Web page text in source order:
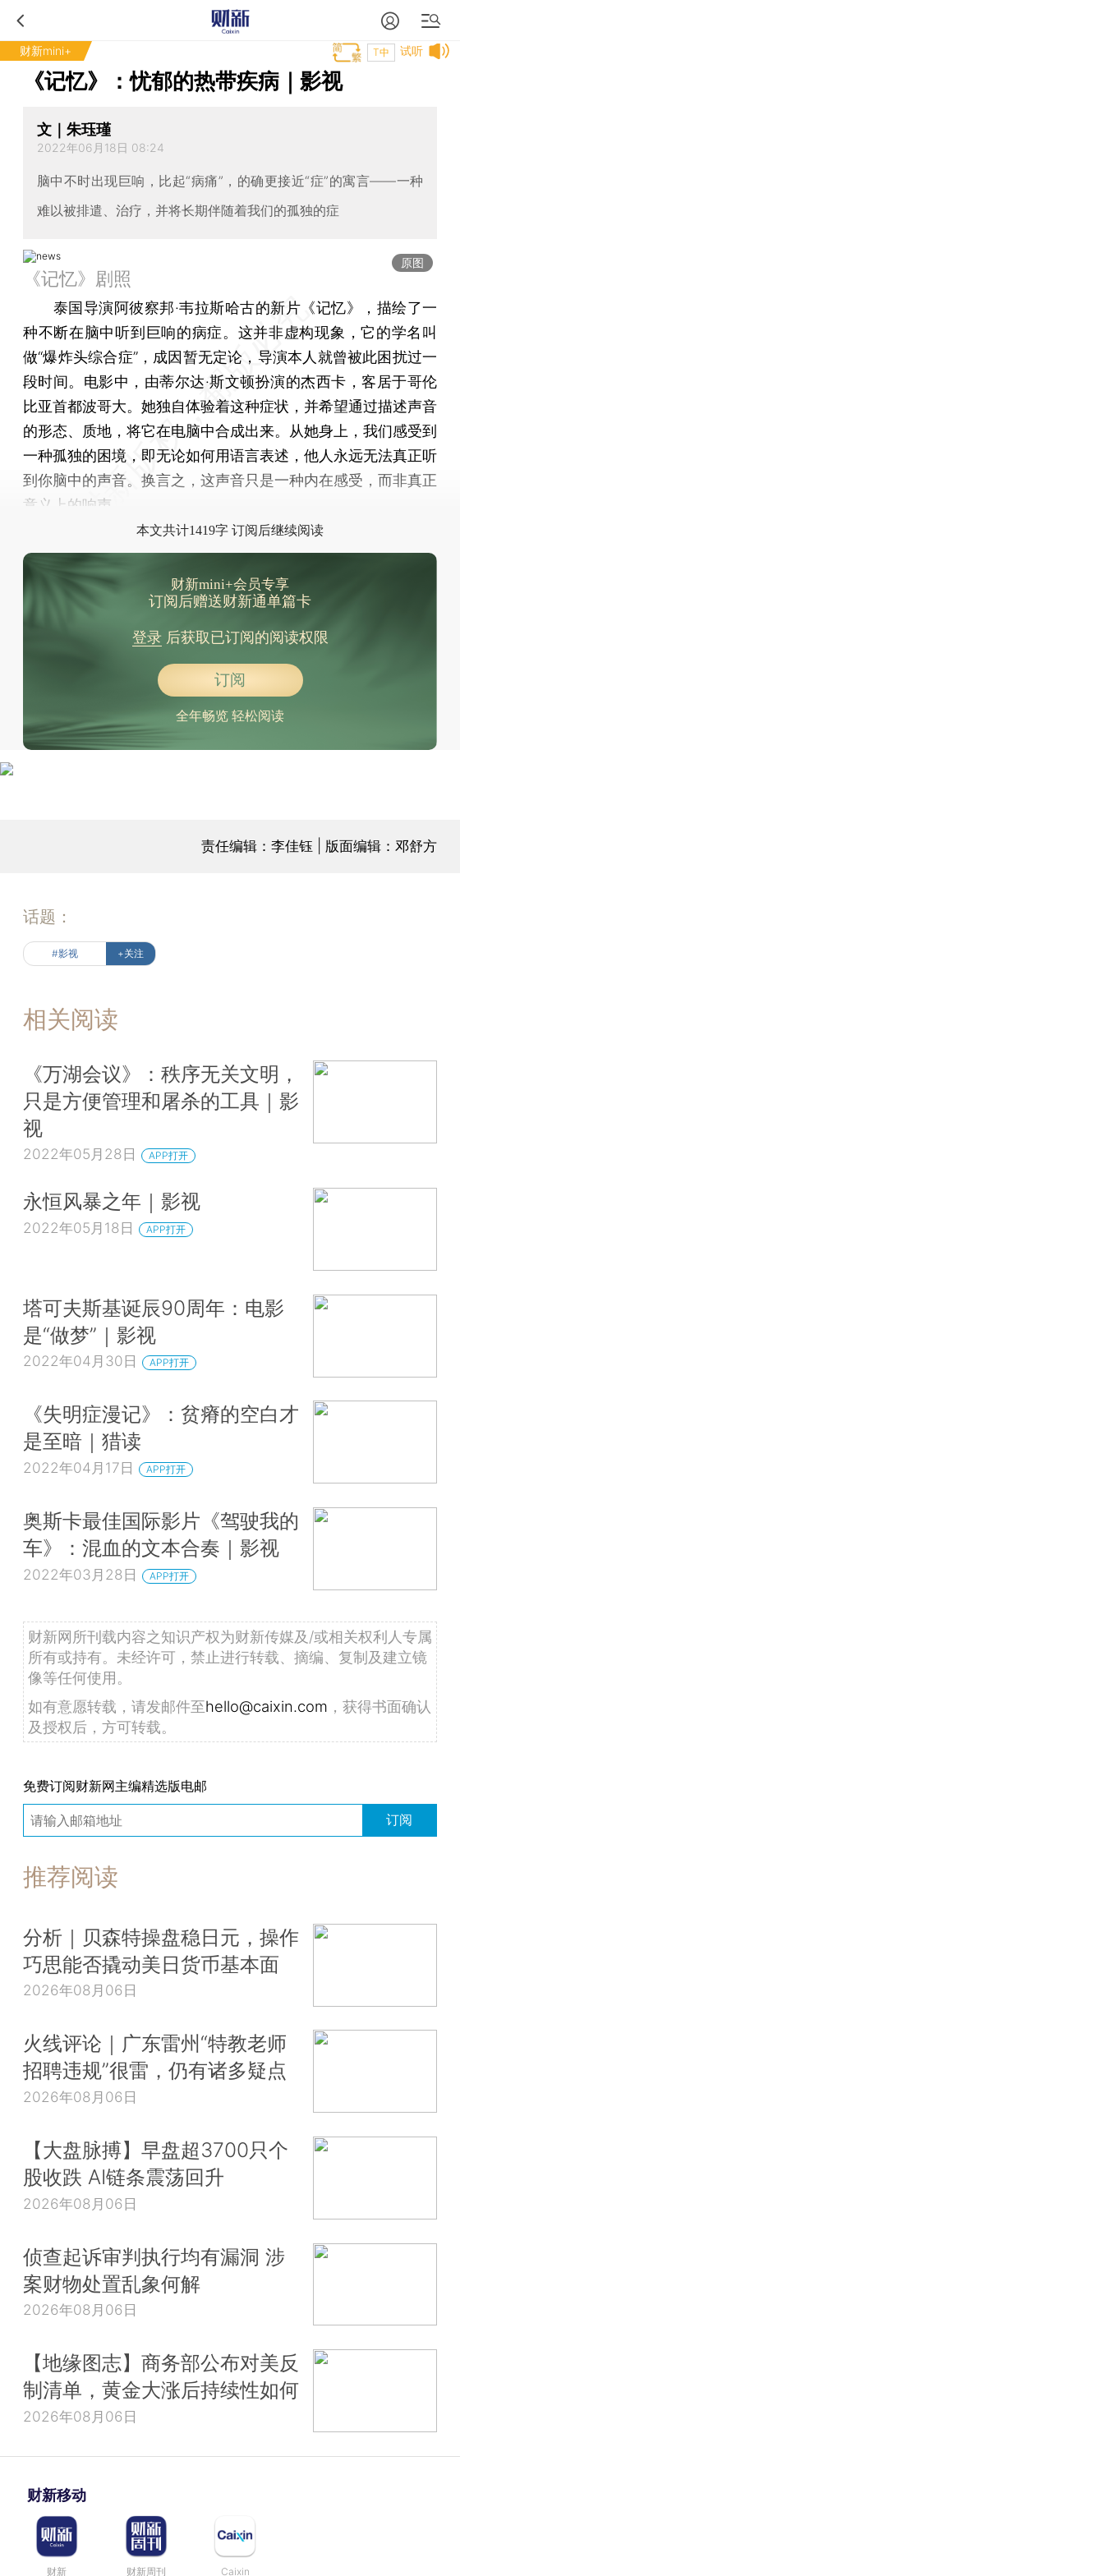
财新mini+ 试听
T中
《记忆》：忧郁的热带疾病｜影视
文｜朱珏瑾
2022年06月18日 08:24
脑中不时出现巨响，比起“病痛”，的确更接近“症”的寓言——一种
难以被排遣、治疗，并将长期伴随着我们的孤独的症
原图
《记忆》剧照
泰国导演阿彼察邦·韦拉斯哈古的新片《记忆》，描绘了一
种不断在脑中听到巨响的病症。这并非虚构现象，它的学名叫
做“爆炸头综合症”，成因暂无定论，导演本人就曾被此困扰过一
段时间。电影中，由蒂尔达·斯文顿扮演的杰西卡，客居于哥伦
比亚首都波哥大。她独自体验着这种症状，并希望通过描述声音
的形态、质地，将它在电脑中合成出来。从她身上，我们感受到
一种孤独的困境，即无论如何用语言表述，他人永远无法真正听
到你脑中的声音。换言之，这声音只是一种内在感受，而非真正
意义上的响声。
本文共计1419字 订阅后继续阅读
财新mini+会员专享
订阅后赠送财新通单篇卡
登录后获取已订阅的阅读权限
订阅
全年畅览 轻松阅读
责任编辑：李佳钰 | 版面编辑：邓舒方
话题：
#影视 +关注
相关阅读
《万湖会议》：秩序无关文明，
只是方便管理和屠杀的工具｜影
视
2022年05月28日 APP打开
永恒风暴之年｜影视
2022年05月18日 APP打开
塔可夫斯基诞辰90周年：电影
是“做梦”｜影视
2022年04月30日 APP打开
《失明症漫记》：贫瘠的空白才
是至暗｜猎读
2022年04月17日 APP打开
奥斯卡最佳国际影片《驾驶我的
车》：混血的文本合奏｜影视
2022年03月28日 APP打开
财新网所刊载内容之知识产权为财新传媒及/或相关权利人专属
所有或持有。未经许可，禁止进行转载、摘编、复制及建立镜
像等任何使用。
如有意愿转载，请发邮件至hello@caixin.com ，获得书面确认
及授权后，方可转载。
免费订阅财新网主编精选版电邮
订阅
推荐阅读
分析｜贝森特操盘稳日元，操作
巧思能否撬动美日货币基本面
2026年08月06日
火线评论｜广东雷州“特教老师
招聘违规”很雷，仍有诸多疑点
2026年08月06日
【大盘脉搏】早盘超3700只个
股收跌 AI链条震荡回升
2026年08月06日
侦查起诉审判执行均有漏洞 涉
案财物处置乱象何解
2026年08月06日
【地缘图志】商务部公布对美反
制清单，黄金大涨后持续性如何
2026年08月06日
财新移动
财新 财新周刊 Caixin